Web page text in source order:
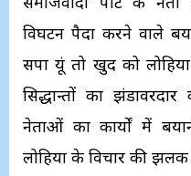
विघटन पैदा करने वाले
सपा यूं तो खुद को
सिद्धान्तों का
नेताओं का कार्यों में
लोहिया के विचार की झलक